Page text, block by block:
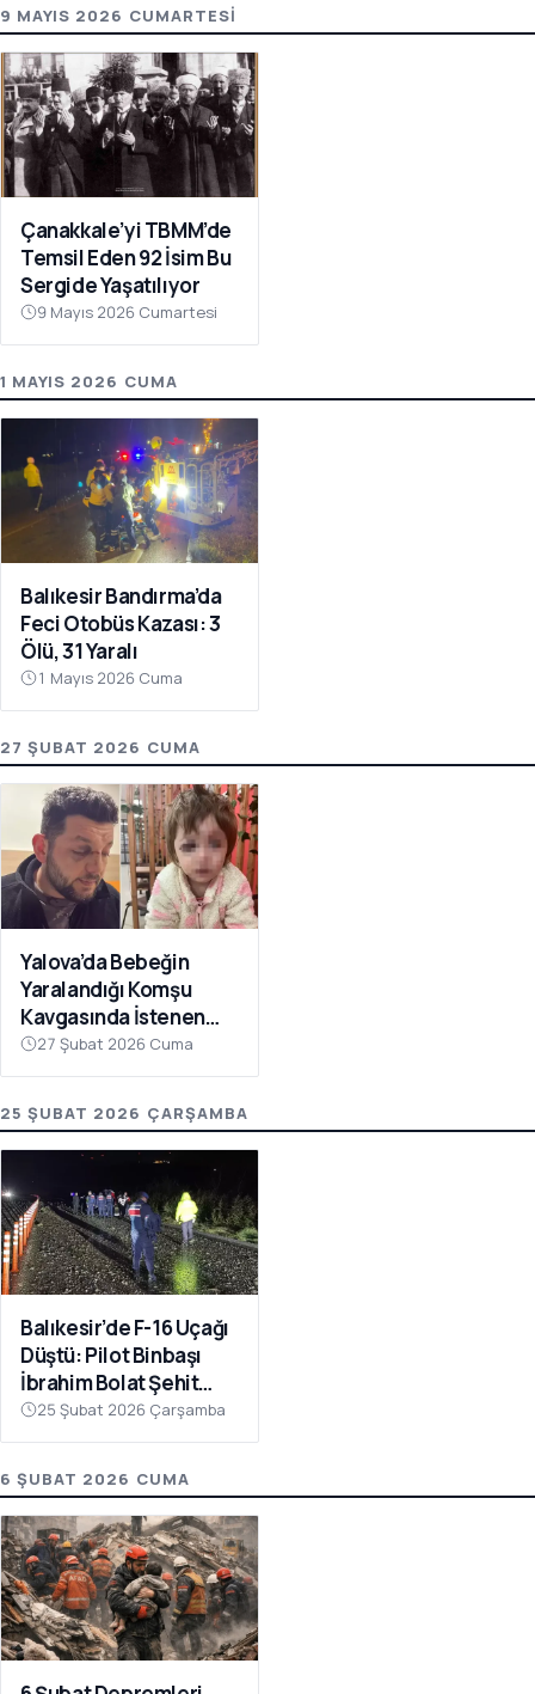
9 MAYIS 2026 CUMARTESI
Çanakkale’yi TBMM’de
Temsil Eden 92 İsim Bu
Sergide Yaşatılıyor
9 Mayıs 2026 Cumartesi
1 MAYIS 2026 CUMA
Balıkesir Bandırma’da
Feci Otobüs Kazası: 3
Ölü, 31 Yaralı
1 Mayıs 2026 Cuma
27 ŞUBAT 2026 CUMA
Yalova’da Bebeğin
Yaralandığı Komşu
Kavgasında İstenen
Ceza Belli Oldu: Çocuk
Skuter’ı ‘Silah’ Sayıldı
27 Şubat 2026 Cuma
25 ŞUBAT 2026 ÇARŞAMBA
Balıkesir’de F-16 Uçağı
Düştü: Pilot Binbaşı
İbrahim Bolat Şehit
Oldu
25 Şubat 2026 Çarşamba
6 ŞUBAT 2026 CUMA